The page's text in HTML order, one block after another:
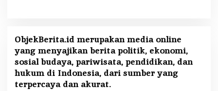
ObjekBerita.id merupakan media online
yang menyajikan berita politik, ekonomi,
sosial budaya, pariwisata, pendidikan, dan
hukum di Indonesia, dari sumber yang
terpercaya dan akurat.